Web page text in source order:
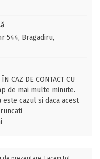
544, Bragadiru,
CAZ DE CONTACT CU
de mai multe minute.
cazul si daca acest